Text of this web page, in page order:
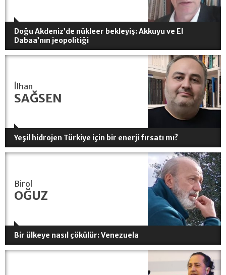
Doğu Akdeniz’de nükleer bekleyiş: Akkuyu ve El
Dabaa’nın jeopolitiği
İlhan
SAĞSEN
Yeşil hidrojen Türkiye için bir enerji fırsatı mı?
Birol
OĞUZ
Bir ülkeye nasıl çökülür: Venezuela